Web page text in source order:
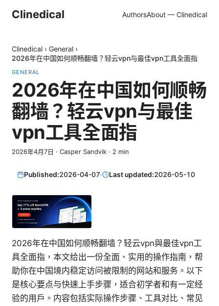
Clinedical AuthorsAbout — Clinedical
Clinedical › General ›
2026年在中国如何顺畅翻墙？轻云vpn与最佳vpn工具全面指
GENERAL
2026年在中国如何顺畅
翻墙？轻云vpn与最佳
vpn工具全面指
2026年4月7日 · Casper Sandvik · 2 min
Published:2026-04-07· Last updated:2026-05-10
2026年在中国如何顺畅翻墙？轻云vpn與最佳vpn工
具全面指，本文给出一份全面、实用的操作指南，帮
助你在中国境内稳定访问被限制的网站和服务。以下
是核心要点与快速上手步骤，适合初学者和有一定经
验的用户。内容包括实际操作步骤、工具对比、常见